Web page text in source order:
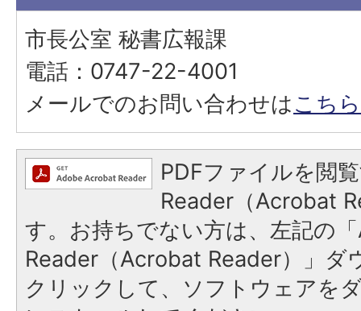
市長公室 秘書広報課
電話：0747-22-4001
メールでのお問い合わせはこちら
PDFファイルを閲
Reader（Acrobat
す。お持ちでない方は、左記の
Reader（Acrobat Reader）」ダ
クリックして、ソフトウェアを